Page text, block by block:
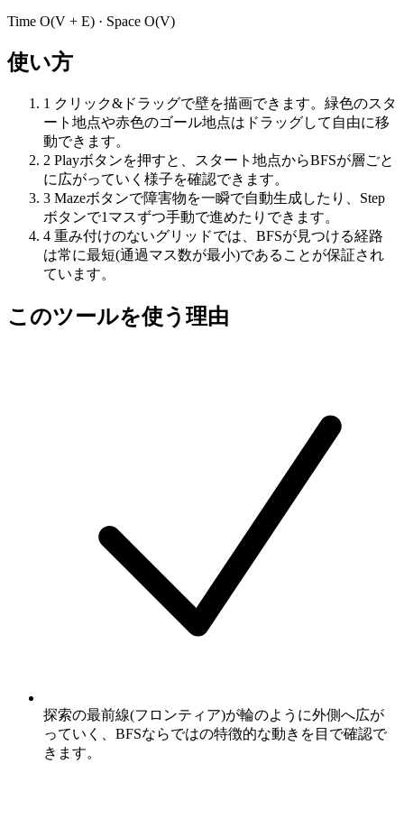
Time O(V + E) · Space O(V)
使い方
1 クリック&ドラッグで壁を描画できます。緑色のスタ
ート地点や赤色のゴール地点はドラッグして自由に移
動できます。
2 Playボタンを押すと、スタート地点からBFSが層ごと
に広がっていく様子を確認できます。
3 Mazeボタンで障害物を一瞬で自動生成したり、Step
ボタンで1マスずつ手動で進めたりできます。
4 重み付けのないグリッドでは、BFSが見つける経路
は常に最短(通過マス数が最小)であることが保証され
ています。
このツールを使う理由
探索の最前線(フロンティア)が輪のように外側へ広が
っていく、BFSならではの特徴的な動きを目で確認で
きます。